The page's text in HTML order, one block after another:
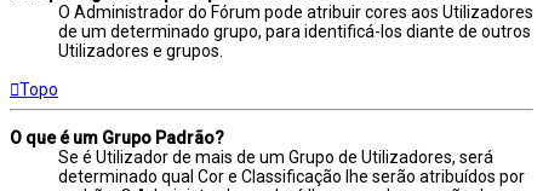
O Administrador do Fórum pode atribuir cores aos Utilizadores
de um determinado grupo, para identificá-los diante de outros
Utilizadores e grupos.
Topo
O que é um Grupo Padrão?
Se é Utilizador de mais de um Grupo de Utilizadores, será
determinado qual Cor e Classificação lhe serão atribuídos por